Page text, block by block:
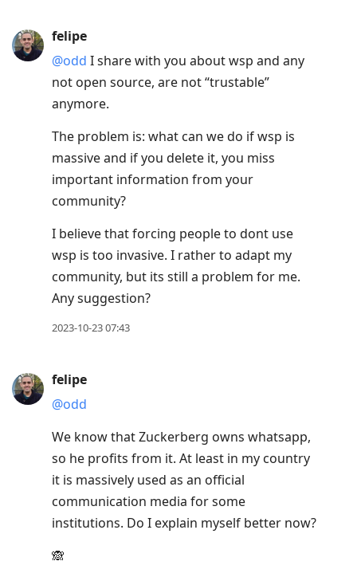
felipe
@odd I share with you about wsp and any
not open source, are not “trustable”
anymore.
The problem is: what can we do if wsp is
massive and if you delete it, you miss
important information from your
community?
I believe that forcing people to dont use
wsp is too invasive. I rather to adapt my
community, but its still a problem for me.
Any suggestion?
2023-10-23 07:43
felipe
@odd
We know that Zuckerberg owns whatsapp,
so he profits from it. At least in my country
it is massively used as an official
communication media for some
institutions. Do I explain myself better now?
🙈